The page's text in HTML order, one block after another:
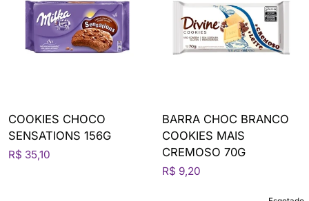
COOKIES CHOCO
SENSATIONS 156G
R$ 35,10
BARRA CHOC BRANCO
COOKIES MAIS
CREMOSO 70G
R$ 9,20